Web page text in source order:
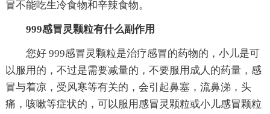
冒不能吃生冷食物和辛辣食物。
999感冒灵颗粒有什么副作用
您好 999感冒灵颗粒是治疗感冒的药物的，小儿是可
以服用的，不过是需要减量的，不要服用成人的药量，感
冒与着凉，受风寒等有关的，会引起鼻塞，流鼻涕，头
痛，咳嗽等症状的，可以服用感冒灵颗粒或小儿感冒颗粒